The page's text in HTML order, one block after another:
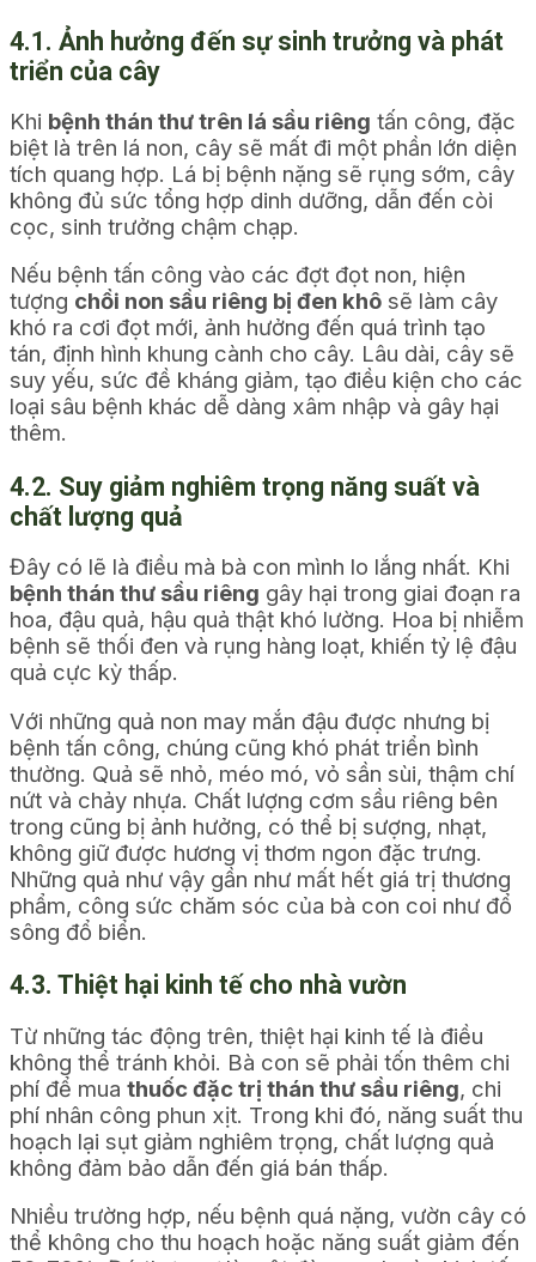
4.1. Ảnh hưởng đến sự sinh trưởng và phát
triển của cây
Khi bệnh thán thư trên lá sầu riêng tấn công, đặc
biệt là trên lá non, cây sẽ mất đi một phần lớn diện
tích quang hợp. Lá bị bệnh nặng sẽ rụng sớm, cây
không đủ sức tổng hợp dinh dưỡng, dẫn đến còi
cọc, sinh trưởng chậm chạp.
Nếu bệnh tấn công vào các đợt đọt non, hiện
tượng chồi non sầu riêng bị đen khô sẽ làm cây
khó ra cơi đọt mới, ảnh hưởng đến quá trình tạo
tán, định hình khung cành cho cây. Lâu dài, cây sẽ
suy yếu, sức đề kháng giảm, tạo điều kiện cho các
loại sâu bệnh khác dễ dàng xâm nhập và gây hại
thêm.
4.2. Suy giảm nghiêm trọng năng suất và
chất lượng quả
Đây có lẽ là điều mà bà con mình lo lắng nhất. Khi
bệnh thán thư sầu riêng gây hại trong giai đoạn ra
hoa, đậu quả, hậu quả thật khó lường. Hoa bị nhiễm
bệnh sẽ thối đen và rụng hàng loạt, khiến tỷ lệ đậu
quả cực kỳ thấp.
Với những quả non may mắn đậu được nhưng bị
bệnh tấn công, chúng cũng khó phát triển bình
thường. Quả sẽ nhỏ, méo mó, vỏ sần sùi, thậm chí
nứt và chảy nhựa. Chất lượng cơm sầu riêng bên
trong cũng bị ảnh hưởng, có thể bị sượng, nhạt,
không giữ được hương vị thơm ngon đặc trưng.
Những quả như vậy gần như mất hết giá trị thương
phẩm, công sức chăm sóc của bà con coi như đổ
sông đổ biển.
4.3. Thiệt hại kinh tế cho nhà vườn
Từ những tác động trên, thiệt hại kinh tế là điều
không thể tránh khỏi. Bà con sẽ phải tốn thêm chi
phí để mua thuốc đặc trị thán thư sầu riêng, chi
phí nhân công phun xịt. Trong khi đó, năng suất thu
hoạch lại sụt giảm nghiêm trọng, chất lượng quả
không đảm bảo dẫn đến giá bán thấp.
Nhiều trường hợp, nếu bệnh quá nặng, vườn cây có
thể không cho thu hoạch hoặc năng suất giảm đến